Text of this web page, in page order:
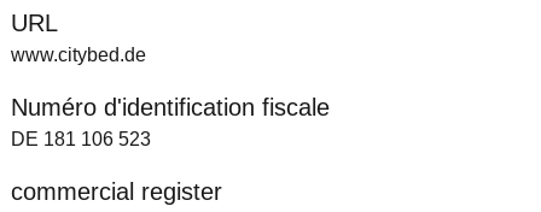
URL
www.citybed.de
Numéro d'identification fiscale
DE 181 106 523
commercial register